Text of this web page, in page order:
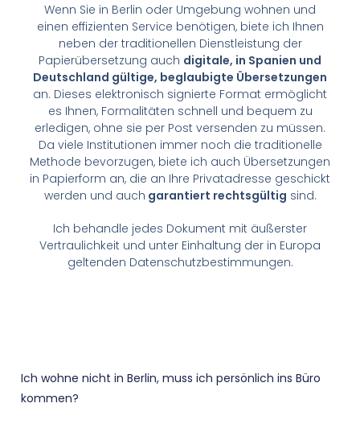
Wenn Sie in Berlin oder Umgebung wohnen und
einen effizienten Service benötigen, biete ich Ihnen
neben der traditionellen Dienstleistung der
Papierübersetzung auch digitale, in Spanien und
Deutschland gültige, beglaubigte Übersetzungen
an. Dieses elektronisch signierte Format ermöglicht
es Ihnen, Formalitäten schnell und bequem zu
erledigen, ohne sie per Post versenden zu müssen.
Da viele Institutionen immer noch die traditionelle
Methode bevorzugen, biete ich auch Übersetzungen
in Papierform an, die an Ihre Privatadresse geschickt
werden und auch garantiert rechtsgültig sind.
Ich behandle jedes Dokument mit äußerster
Vertraulichkeit und unter Einhaltung der in Europa
geltenden Datenschutzbestimmungen.
Ich wohne nicht in Berlin, muss ich persönlich ins Büro
kommen?